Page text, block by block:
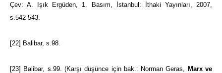
Çev: A. Işık Ergüden, 1. Basım, İstanbul: İthaki Yayınları, 2007,
s.542-543.
[22] Balibar, s.98.
[23] Balibar, s.99. (Karşı düşünce için bak.: Norman Geras,
Marx ve